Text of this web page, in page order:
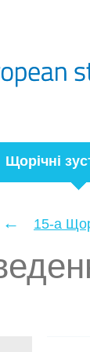
Щорічні
← 15-а